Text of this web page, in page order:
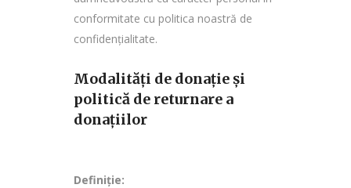
conformitate cu politica noastră de
confidențialitate.
Modalități de donație și
politică de returnare a
donațiilor
Definiție: